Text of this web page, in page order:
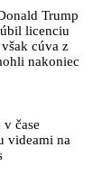
Trump
licenciu
cúva z
nakoniec
čase
videami na